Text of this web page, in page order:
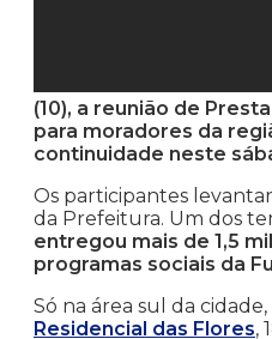
(10), a reunião de
para moradores da
continuidade neste
Os participantes
da Prefeitura. Um dos
entregou mais de 1,5
programas sociais da
Só na área sul da
Residencial das Flores,